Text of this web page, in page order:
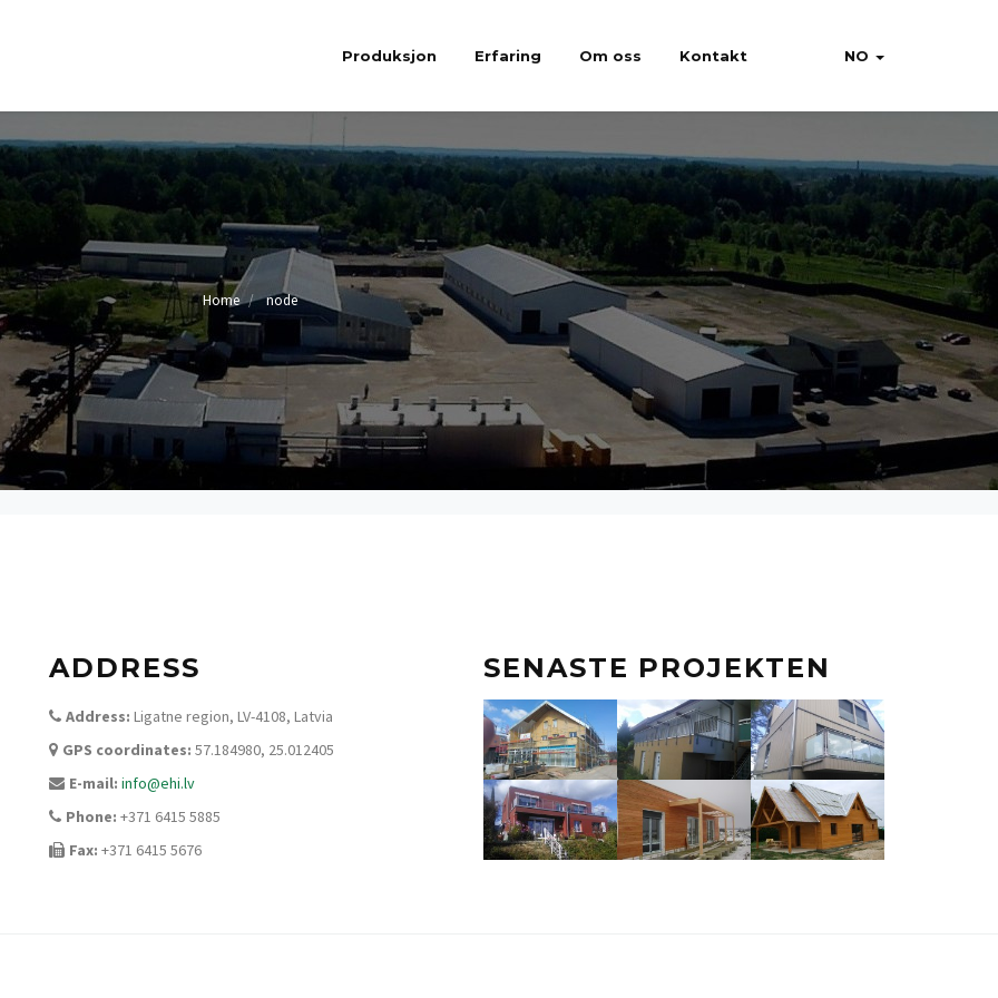
NO
Produksjon Erfaring Om oss Kontakt
Home node
ADDRESS
Address: Ligatne region, LV-4108, Latvia
GPS coordinates: 57.184980, 25.012405
E-mail: info@ehi.lv
Phone: +371 6415 5885
Fax: +371 6415 5676
SENASTE PROJEKTEN